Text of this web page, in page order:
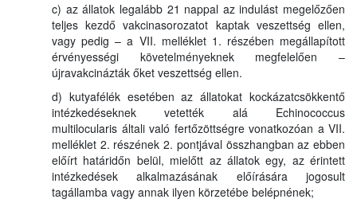
c) az állatok legalább 21 nappal az indulást megelőzően
teljes kezdő vakcinasorozatot kaptak veszettség ellen,
vagy pedig – a VII. melléklet 1. részében megállapított
érvényességi követelményeknek megfelelően –
újravakcinázták őket veszettség ellen.
d) kutyafélék esetében az állatokat kockázatcsökkentő
intézkedéseknek vetették alá Echinococcus
multilocularis általi való fertőzöttségre vonatkozóan a VII.
melléklet 2. részének 2. pontjával összhangban az ebben
előírt határidőn belül, mielőtt az állatok egy, az érintett
intézkedések alkalmazásának előírására jogosult
tagállamba vagy annak ilyen körzetébe belépnének;